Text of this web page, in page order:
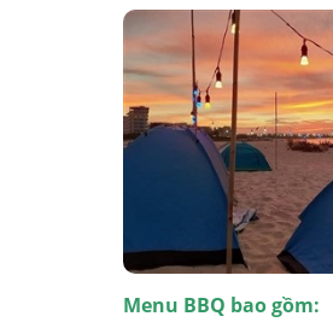
Menu BBQ bao gồm: